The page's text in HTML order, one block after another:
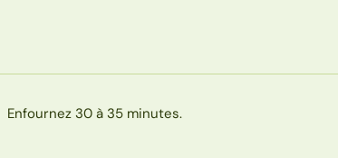
Enfournez 30 à 35 minutes.